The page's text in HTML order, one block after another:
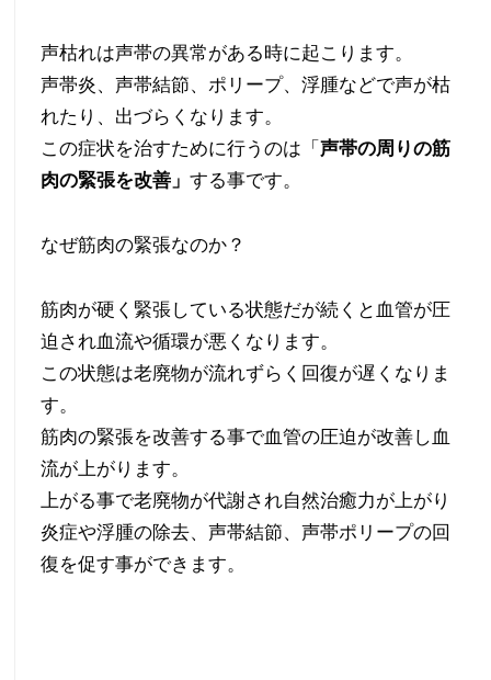
パ
フ
ォ
ン
ス
を
上
げ
る
声枯れは声帯の異常がある時に起こります。
声帯炎、声帯結節、ポリープ、浮腫などで声が枯
れたり、出づらくなります。
この症状を治すために行うのは「 声帯の周りの筋
肉の緊張を改善」 する事です。
なぜ筋肉の緊張なのか？
筋肉が硬く緊張している状態だが続くと血管が圧
迫され血流や循環が悪くなります。
この状態は老廃物が流れずらく回復が遅くなりま
す。
筋肉の緊張を改善する事で血管の圧迫が改善し血
流が上がります。
上がる事で老廃物が代謝され自然治癒力が上がり
炎症や浮腫の除去、声帯結節、声帯ポリープの回
復を促す事ができます。